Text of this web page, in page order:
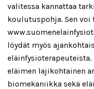
valitessa kannattaa
koulutuspohja. Sen voi
löydät myös
eläimen lajikohtainen
biomekaniikka sekä